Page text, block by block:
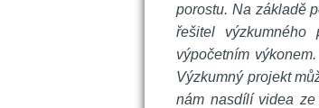
porostu. Na základě
řešitel výzkumného
výpočetním
Výzkumný projekt
nám nasdílí videa ze